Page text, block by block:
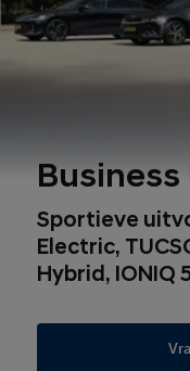
Sportieve
Electric,
Hybrid, IONIQ